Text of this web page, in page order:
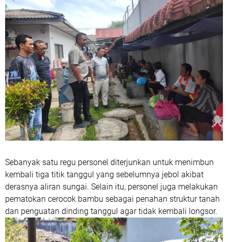
Sebanyak satu regu personel diterjunkan untuk menimbun
kembali tiga titik tanggul yang sebelumnya jebol akibat
derasnya aliran sungai. Selain itu, personel juga melakukan
pematokan cerocok bambu sebagai penahan struktur tanah
dan penguatan dinding tanggul agar tidak kembali longsor.